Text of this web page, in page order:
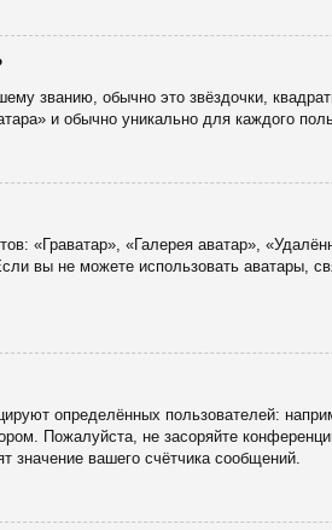
званию, обычно это звёздочки,
и обычно уникально для каждого
«Граватар», «Галерея аватар»,
вы не можете использовать аватары,
определённых пользователей:
Пожалуйста, не засоряйте
значение вашего счётчика сообщений.